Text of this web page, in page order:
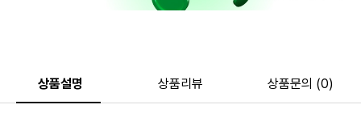
상품설명 상품리뷰 상품문의 (0)